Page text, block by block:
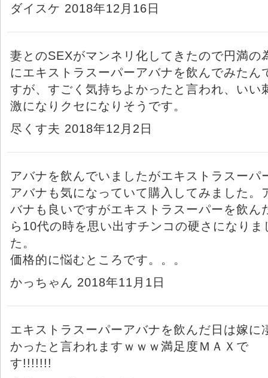
ダイスケ 2018年12月16日
妻とのSEXがマンネリ化してきたので円満の
にエキストラスーパーアバナを飲んでみたん
すが、すごく気持ちよかったと言われ、いい
激になりクセになりそうです。
尽くす夫 2018年12月2日
アバナを飲んでいましたがエキストラスーパ
アバナも気になっていて購入してみました。
バナも良いですがエキストラスーパーを飲ん
ら10代の時を思い出すチンコの硬さになりま
た。
価格的に悩むところです。。。
かっちゃん 2018年11月1日
エキストラスーパーアバナを飲んだ日は嫁に
かったと言われますｗｗｗ満足度ＭＡＸで
す!!!!!!!